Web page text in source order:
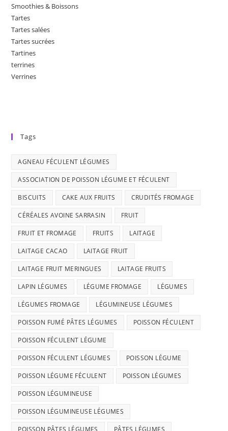
Smoothies & Boissons
Tartes
Tartes salées
Tartes sucrées
Tartines
terrines
Verrines
Tags
AGNEAU FÉCULENT LÉGUMES
ASSOCIATION DE POISSON LÉGUME ET FÉCULENT
BISCUITS CAKE AUX FRUITS CRUDITÉS FROMAGE
CÉRÉALES AVOINE SARRASIN FRUIT
FRUIT ET FROMAGE FRUITS LAITAGE
LAITAGE CACAO LAITAGE FRUIT
LAITAGE FRUIT MERINGUES LAITAGE FRUITS
LAPIN LÉGUMES LÉGUME FROMAGE LÉGUMES
LÉGUMES FROMAGE LÉGUMINEUSE LÉGUMES
POISSON FUMÉ PÂTES LÉGUMES POISSON FÉCULENT
POISSON FÉCULENT LÉGUME
POISSON FÉCULENT LÉGUMES POISSON LÉGUME
POISSON LÉGUME FÉCULENT POISSON LÉGUMES
POISSON LÉGUMINEUSE
POISSON LÉGUMINEUSE LÉGUMES